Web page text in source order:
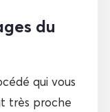
du
qui vous
très proche